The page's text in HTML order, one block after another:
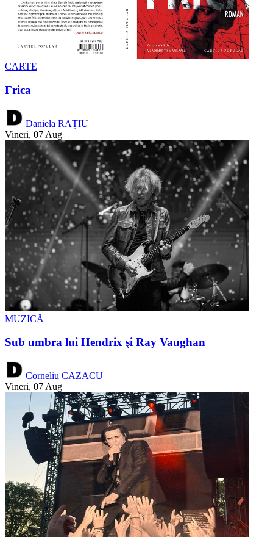
CARTE
Frica
Daniela RAȚIU
Vineri, 07 Aug
MUZICĂ
Sub umbra lui Hendrix şi Ray Vaughan
Corneliu CAZACU
Vineri, 07 Aug